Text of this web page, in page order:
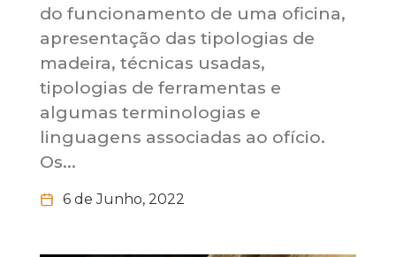
do funcionamento de uma oficina,
apresentação das tipologias de
madeira, técnicas usadas,
tipologias de ferramentas e
algumas terminologias e
linguagens associadas ao ofício.
Os...
6 de Junho, 2022